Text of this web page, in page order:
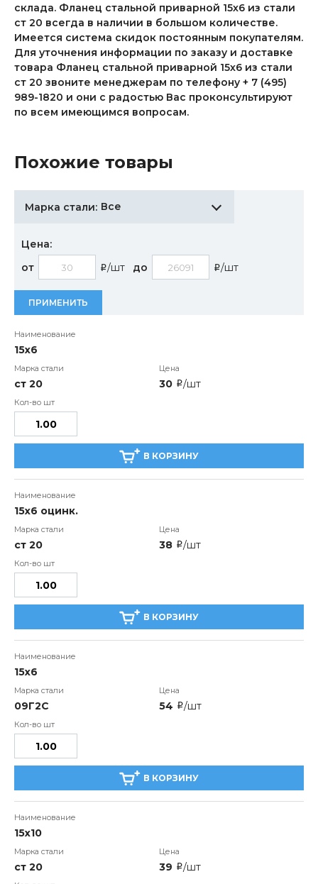
склада. Фланец стальной приварной 15х6 из стали
ст 20 всегда в наличии в большом количестве.
Имеется система скидок постоянным покупателям.
Для уточнения информации по заказу и доставке
товара Фланец стальной приварной 15х6 из стали
ст 20 звоните менеджерам по телефону + 7 (495)
989-1820 и они с радостью Вас проконсультируют
по всем имеющимся вопросам.
Похожие товары
Марка стали: Все
Цена:
от
i/шт до i/шт
ПРИМЕНИТЬ
15х6
ст 20 30 i/шт
В КОРЗИНУ
15х6 оцинк.
ст 20 38 i/шт
В КОРЗИНУ
15х6
09Г2С 54 i/шт
В КОРЗИНУ
15х10
ст 20 39 i/шт